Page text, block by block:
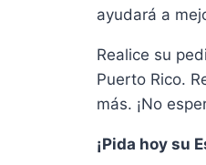
ayudará a
Realice su
Puerto Rico.
más. ¡No
¡Pida hoy su